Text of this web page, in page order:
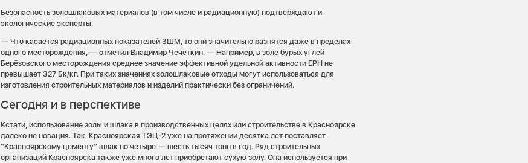
Безопасность золошлаковых материалов (в том числе и радиационную) подтверждают и
экологические эксперты.
— Что касается радиационных показателей ЗШМ, то они значительно разнятся даже в пределах
одного месторождения, — отметил Владимир Чечеткин. — Например, в золе бурых углей
Берёзовского месторождения среднее значение эффективной удельной активности ЕРН не
превышает 327 Бк/кг. При таких значениях золошлаковые отходы могут использоваться для
изготовления строительных материалов и изделий практически без ограничений.
Сегодня и в перспективе
Кстати, использование золы и шлака в производственных целях или строительстве в Красноярске
далеко не новация. Так, Красноярская ТЭЦ-2 уже на протяжении десятка лет поставляет
“Красноярскому цементу” шлак по четыре — шесть тысяч тонн в год. Ряд строительных
организаций Красноярска также уже много лет приобретают сухую золу. Она используется при